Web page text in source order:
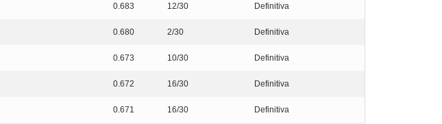
0.683 12/30 Definitiva
0.680 2/30 Definitiva
0.673 10/30 Definitiva
0.672 16/30 Definitiva
0.671 16/30 Definitiva